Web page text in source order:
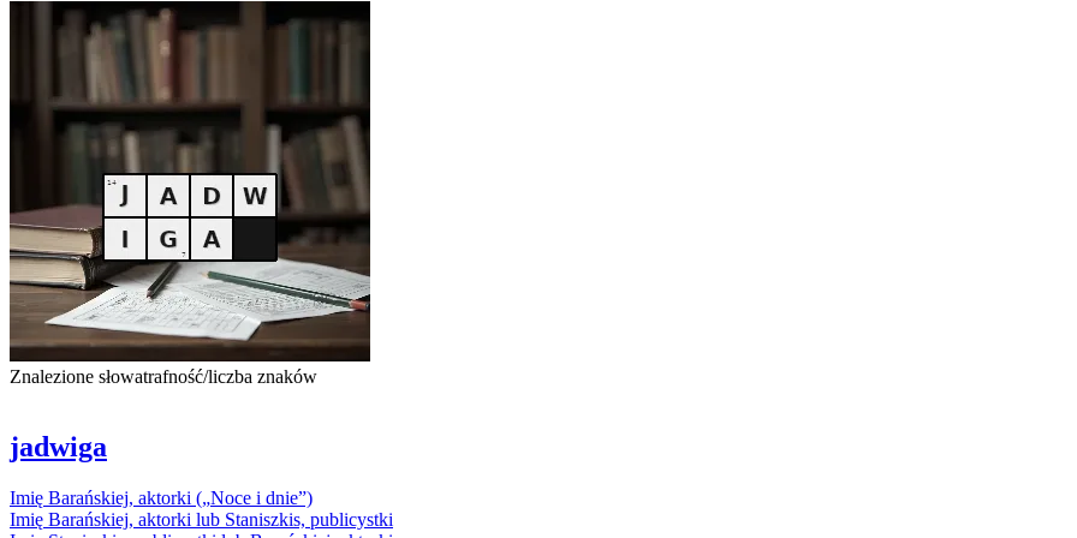
Znalezione słowatrafność/liczba znaków
jadwiga
Imię Barańskiej, aktorki („Noce i dnie”)
Imię Barańskiej, aktorki lub Staniszkis, publicystki